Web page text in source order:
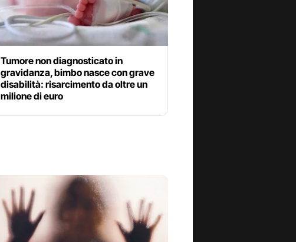
Tumore non diagnosticato in
gravidanza, bimbo nasce con grave
disabilità: risarcimento da oltre un
milione di euro